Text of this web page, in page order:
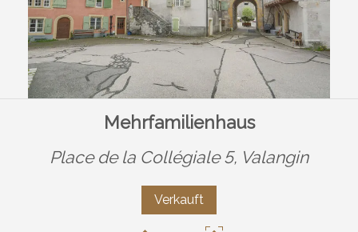
Mehrfamilienhaus
Place de la Collégiale 5, Valangin
Verkauft